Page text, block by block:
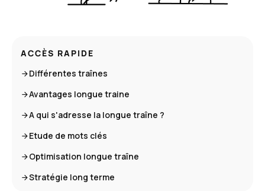
ACCÈS RAPIDE
Différentes traînes
Avantages longue traine
A qui s'adresse la longue traîne ?
Etude de mots clés
Optimisation longue traîne
Stratégie long terme